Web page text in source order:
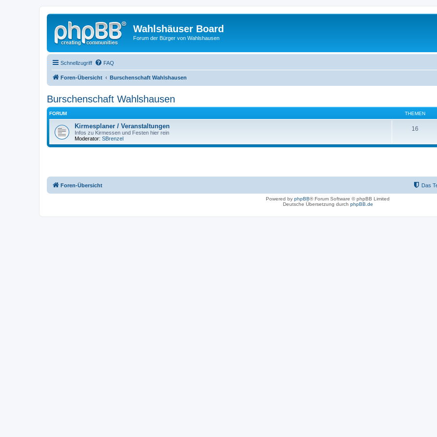
Wahlshäuser Board
Forum der Bürger von Wahlshausen
Schnellzugriff FAQ
Foren-Übersicht Burschenschaft Wahlshausen
Burschenschaft Wahlshausen
FORUM THEMEN
Kirmesplaner / Veranstaltungen
Infos zu Kirmessen und Festen hier rein
Moderator: SBrenzel
16
Foren-Übersicht Das
Powered by phpBB® Forum Software © phpBB Limited
Deutsche Übersetzung durch phpBB.de